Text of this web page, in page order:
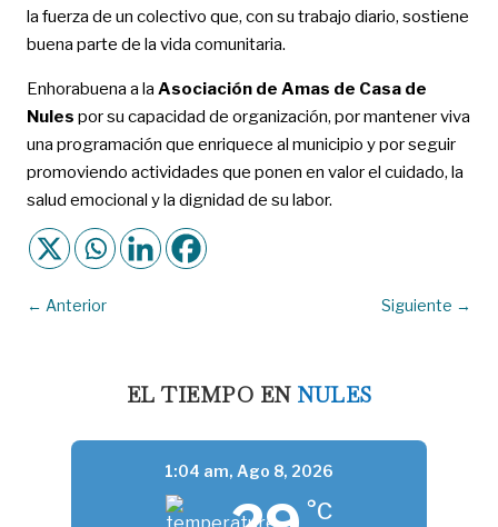
la fuerza de un colectivo que, con su trabajo diario, sostiene
buena parte de la vida comunitaria.
Enhorabuena a la Asociación de Amas de Casa de
Nules por su capacidad de organización, por mantener viva
una programación que enriquece al municipio y por seguir
promoviendo actividades que ponen en valor el cuidado, la
salud emocional y la dignidad de su labor.
← Anterior Siguiente →
EL TIEMPO EN NULES
1:04 am, Ago 8, 2026
°C